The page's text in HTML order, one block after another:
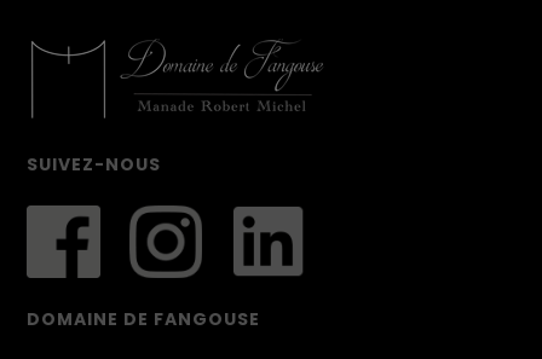
SUIVEZ-NOUS
DOMAINE DE FANGOUSE